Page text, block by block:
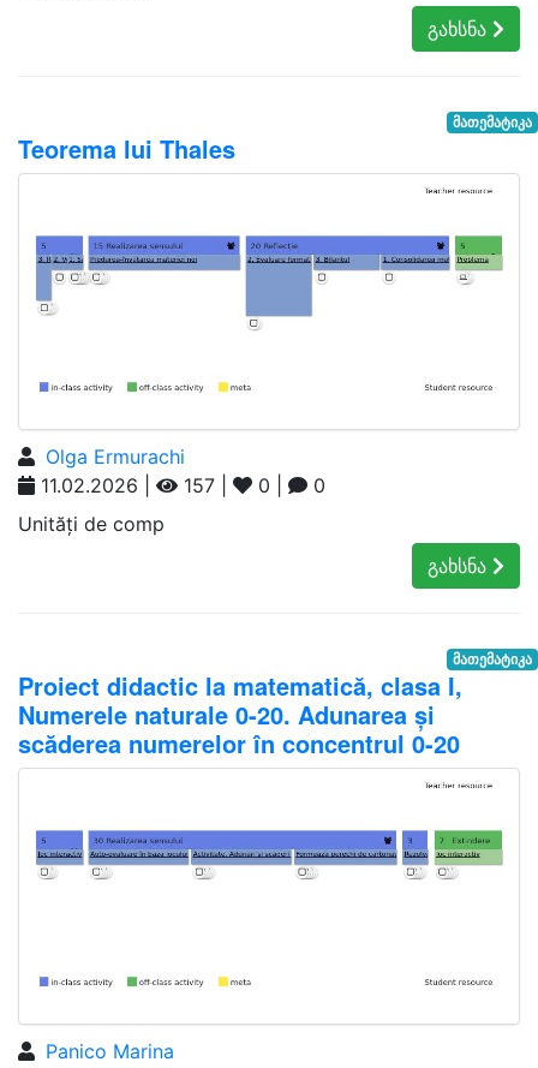
გახსნა
მათემატიკა
Teorema lui Thales
Olga Ermurachi
11.02.2026 |
157 | 0 |
0
Unități de comp
გახსნა
მათემატიკა
Proiect didactic la matematică, clasa I,
Numerele naturale 0-20. Adunarea și
scăderea numerelor în concentrul 0-20
Panico Marina